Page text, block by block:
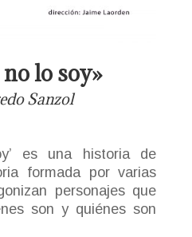
lo soy»
Sanzol
es una historia de
formada por varias
personajes que
son y quiénes son